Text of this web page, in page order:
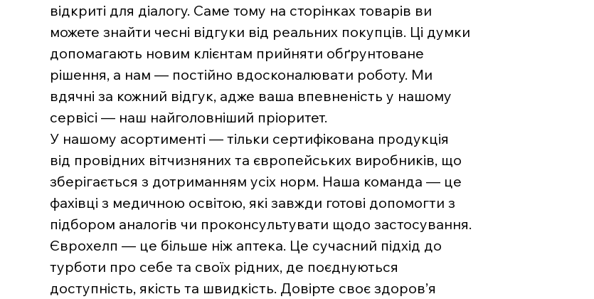
відкриті для діалогу. Саме тому на сторінках товарів ви
можете знайти чесні відгуки від реальних покупців. Ці думки
допомагають новим клієнтам прийняти обґрунтоване
рішення, а нам — постійно вдосконалювати роботу. Ми
вдячні за кожний відгук, адже ваша впевненість у нашому
сервісі — наш найголовніший пріоритет.
У нашому асортименті — тільки сертифікована продукція
від провідних вітчизняних та європейських виробників, що
зберігається з дотриманням усіх норм. Наша команда — це
фахівці з медичною освітою, які завжди готові допомогти з
підбором аналогів чи проконсультувати щодо застосування.
Єврохелп — це більше ніж аптека. Це сучасний підхід до
турботи про себе та своїх рідних, де поєднуються
доступність, якість та швидкість. Довірте своє здоров’я